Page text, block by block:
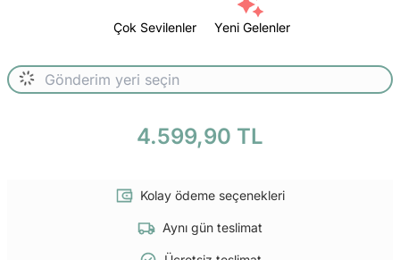
Çok Sevilenler Yeni Gelenler
4.599,90 TL
Kolay ödeme seçenekleri
Aynı gün teslimat